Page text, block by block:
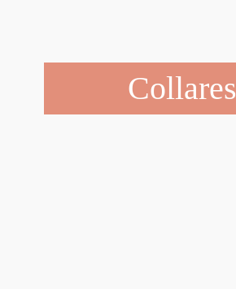
Collares